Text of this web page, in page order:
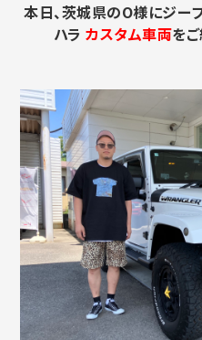
本日、茨城県のO様にジー
ハラカスタム車両を